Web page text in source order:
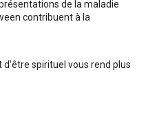
de la maladie
contribuent à la
d'être spirituel vous rend plus